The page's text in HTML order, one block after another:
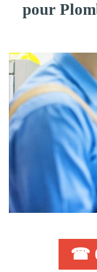
pour
☎